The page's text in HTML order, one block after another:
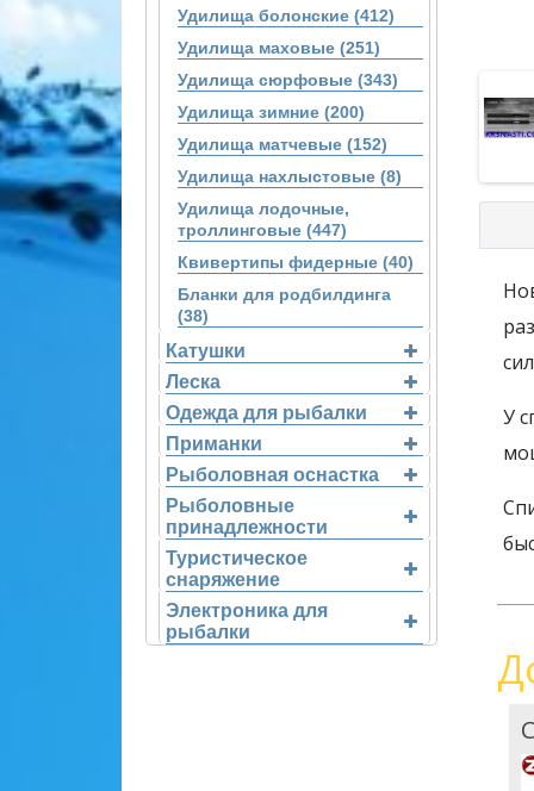
Удилища болонские (412)
Удилища маховые (251)
Удилища сюрфовые (343)
Удилища зимние (200)
Удилища матчевые (152)
Удилища нахлыстовые (8)
Удилища лодочные,
троллинговые (447)
Квивертипы фидерные (40)
Бланки для родбилдинга
(38)
Катушки
Леска
Одежда для рыбалки
Приманки
Рыболовная оснастка
Рыболовные
принадлежности
Туристическое
снаряжение
Электроника для
рыбалки
У